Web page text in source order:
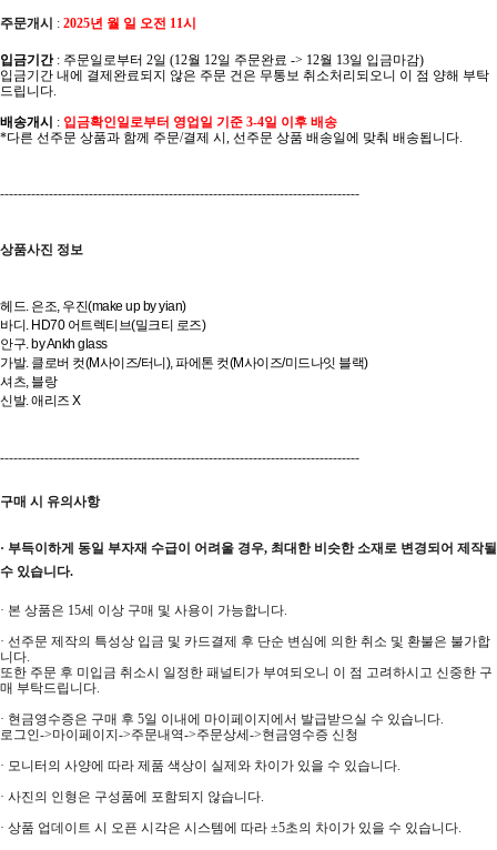
주문개시 : 2025년 월 일 오전 11시
입금기간: 주문일로부터 2일 (12월 12일 주문완료 -> 12월 13일 입금마감)
입금기간 내에 결제완료되지 않은 주문 건은 무통보 취소처리되오니 이 점 양해 부탁
드립니다.
배송개시 : 입금확인일로부터 영업일 기준 3-4일 이후 배송
*다른 선주문 상품과 함께 주문/결제 시, 선주문 상품 배송일에 맞춰 배송됩니다.
---------------------------------------------------------------------------------
상품사진 정보
헤드. 은조, 우진(make up by yian)
바디. HD70 어트렉티브(밀크티 로즈)
안구. by Ankh glass
가발. 클로버 컷(M사이즈/터니), 파에톤 컷(M사이즈/미드나잇 블랙)
셔츠, 블랑
신발. 애리즈 X
---------------------------------------------------------------------------------
구매 시 유의사항
· 부득이하게 동일 부자재 수급이 어려울 경우, 최대한 비슷한 소재로 변경되어 제작될
수 있습니다.
· 본 상품은 15세 이상 구매 및 사용이 가능합니다.
· 선주문 제작의 특성상 입금 및 카드결제 후 단순 변심에 의한 취소 및 환불은 불가합
니다.
또한 주문 후 미입금 취소시 일정한 패널티가 부여되오니 이 점 고려하시고 신중한 구
매 부탁드립니다.
· 현금영수증은 구매 후 5일 이내에 마이페이지에서 발급받으실 수 있습니다.
로그인->마이페이지->주문내역->주문상세->현금영수증 신청
· 모니터의 사양에 따라 제품 색상이 실제와 차이가 있을 수 있습니다.
· 사진의 인형은 구성품에 포함되지 않습니다.
· 상품 업데이트 시 오픈 시각은 시스템에 따라 ±5초의 차이가 있을 수 있습니다.